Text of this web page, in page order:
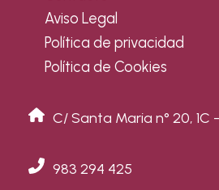
Aviso Legal
Política de privacidad
Política de Cookies
C/ Santa Maria n° 20, 1C
983 294 425